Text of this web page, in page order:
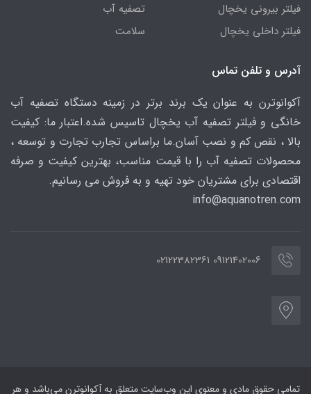
فیلتر بیرونی یخچال
فیلتر داخلی یخچال
تصفیه آب
سلامت
آدرس و تلفن تماس
آکوانوترن به عنوان یک برند برتر در زمینه دستگاه تصفیه آب
خانگی و فیلتر تصفیه آب یخچال تاسیس شده.اعتبار ما: کیفیت
بالا ، نقص کم و نصب آسان.ما براساس تجارب تجارت و توسعه ،
محصولات تصفیه آب را با قیمت مناسب، بهترین کیفیت و صرفه
اقتصادی برای مشتریان خود تهیه و به فروش می رسانیم.
info@aquanotren.com
09121402006 02122382361
تمامی حقوق مادی و معنوی این وب‌سایت متعلق به آکوانوترن می‌باشد و هر